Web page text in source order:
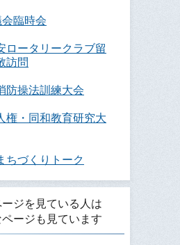
臨時会
ロータリークラブ留
訪問
防操法訓練大会
権・同和教育研究大
ちづくりトーク
ージを見ている人は
ページも見ています